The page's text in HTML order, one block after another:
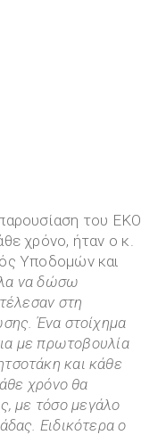
του ΕΚΟ
χρόνο, ήταν ο κ.
Υποδομών και
να δώσω
στη
Ένα στοίχημα
με πρωτοβουλία
και κάθε
χρόνο θα
, με τόσο μεγάλο
ας . Ειδικότερα ο